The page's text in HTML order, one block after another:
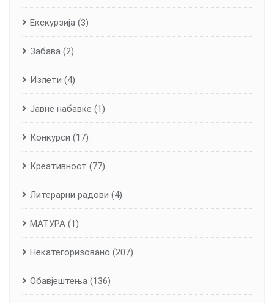
Екскурзија (3)
Забава (2)
Излети (4)
Јавне набавке (1)
Конкурси (17)
Креативност (77)
Литерарни радови (4)
МАТУРА (1)
Некатегоризовано (207)
Обавјештења (136)